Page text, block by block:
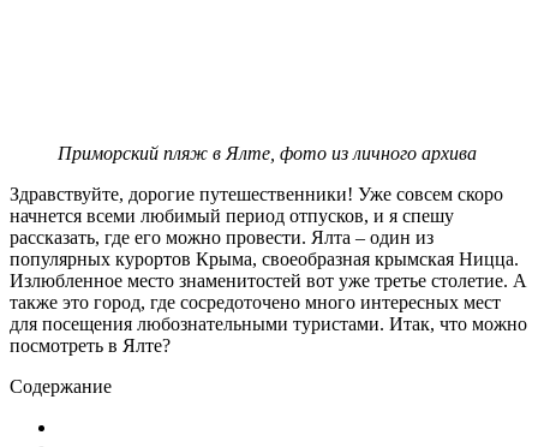
Приморский пляж в Ялте, фото из личного архива
Здравствуйте, дорогие путешественники! Уже совсем скоро
начнется всеми любимый период отпусков, и я спешу
рассказать, где его можно провести. Ялта – один из
популярных курортов Крыма, своеобразная крымская Ницца.
Излюбленное место знаменитостей вот уже третье столетие. А
также это город, где сосредоточено много интересных мест
для посещения любознательными туристами. Итак, что можно
посмотреть в Ялте?
Содержание